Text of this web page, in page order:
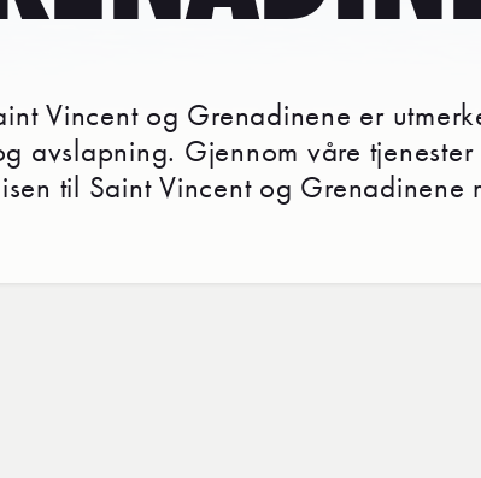
Vincent og Grenadinene er
avslapning. Gjennom våre
til Saint Vincent og Grenadinene